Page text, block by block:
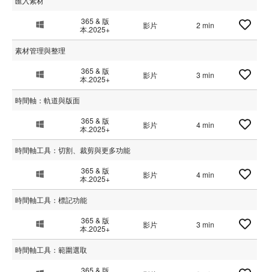
365 & 版
本.2025+
影片 2 min
素材管理與整理
365 & 版
本.2025+
影片 3 min
時間軸：軌道與版面
365 & 版
本.2025+
影片 4 min
時間軸工具：切割、裁剪與更多功能
365 & 版
本.2025+
影片 4 min
時間軸工具：標記功能
365 & 版
本.2025+
影片 3 min
時間軸工具：範圍選取
365 & 版